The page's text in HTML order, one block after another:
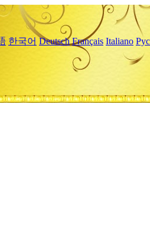
한국어 Deutsch Français Italiano